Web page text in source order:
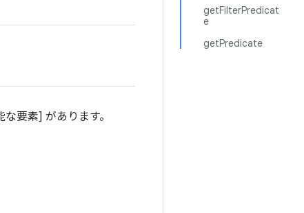
getFilterPredicat
e
getPredicate
要素] があります。